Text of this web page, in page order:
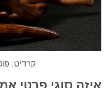
קרדיט: